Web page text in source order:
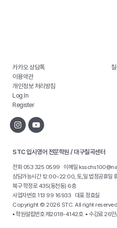
카카오 상담톡
이용약관
개인정보 처리방침
Log In
Register
STC 입시영어 전문학원 / 대구칠곡센터
전화 053 325 0599 이메일
상담가능시간 12:00~22:00, 토,일 법정공휴일
북구 학정로 435(동천동) 6층
사업자번호 113 99 16933 대표 정효실
Copyright © 2026 STC. All right
▪ 학원설립번호 제2018-4142호 ▪ 수강료 26